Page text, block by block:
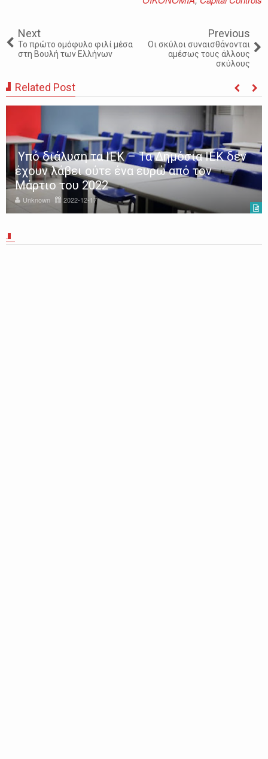
Next
Το πρώτο ομόφυλο φιλί μέσα
στη Βουλή των Ελλήνων
Previous
Oι σκύλοι συναισθάνονται
αμέσως τους άλλους
σκύλους
Related Post
Υπό διάλυση τα ΙΕΚ – Τα Δημόσια ΙΕΚ δεν
έχουν λάβει ούτε ένα ευρώ από τον
Μάρτιο του 2022
Unknown 2022-12-17